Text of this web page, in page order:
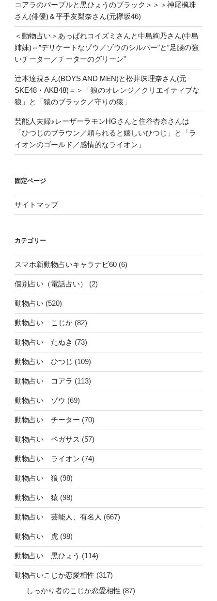
コアラのパープルと黒ひょうのブラック＞＞＞神尾楓珠
さん(俳優)＆平手友梨奈さん(元欅坂46)
＜動物占い＞あっぱれコイズミさんと中島絢乃さん(中島
姉妹)⇔”デリケートなゾウ／ゾウのシルバー”と”足腰の強
いチーター／チーターのグリーン”
辻本達規さん(BOYS AND MEN)と松井珠理奈さん(元
SKE48・AKB48)＝＞「狼のオレンジ／クリエイティブな
狼」と「猿のブラック／守りの猿」
芸能人夫婦♪レーザーラモンHGさんと住谷杏奈さんは
「ひつじのブラウン／頼られると嬉しいひつじ」と「ラ
イオンのゴールド／感情的なライオン」
固定ページ
サイトマップ
カテゴリー
スマホ新動物占いキャラナビ60 (6)
個別占い（電話占い） (2)
動物占い (520)
動物占い こじか (82)
動物占い たぬき (73)
動物占い ひつじ (109)
動物占い コアラ (113)
動物占い ゾウ (69)
動物占い チーター (70)
動物占い ペガサス (57)
動物占い ライオン (74)
動物占い 狼 (98)
動物占い 猿 (98)
動物占い 芸能人、有名人 (667)
動物占い 虎 (98)
動物占い 黒ひょう (114)
動物占いこじか恋愛相性 (317)
しっかり者のこじか恋愛相性 (87)